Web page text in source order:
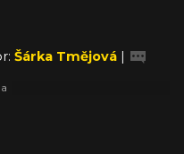
Šárka Tmějová |